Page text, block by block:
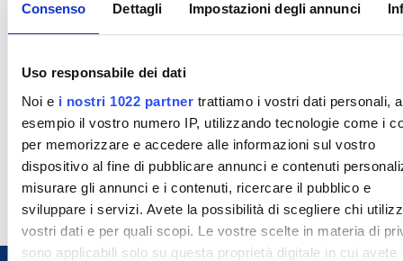
Consenso Dettagli Impostazioni degli annunci
Uso responsabile dei dati
Noi e i nostri 1022 partnertrattiamo i vostri dati personali,
esempio il vostro numero IP, utilizzando tecnologie come i
per memorizzare e accedere alle informazioni sul vostro
dispositivo al fine di pubblicare annunci e contenuti
misurare gli annunci e i contenuti, ricercare il pubblico e
sviluppare i servizi. Avete la possibilità di scegliere chi
vostri dati e per quali scopi. Le vostre scelte in materia di
sono applicabili solo su questa proprietà digitale in cui avete